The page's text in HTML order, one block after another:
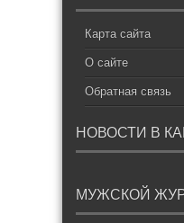
Карта сайта
О сайте
Обратная связь
НОВОСТИ В
МУЖСКОЙ